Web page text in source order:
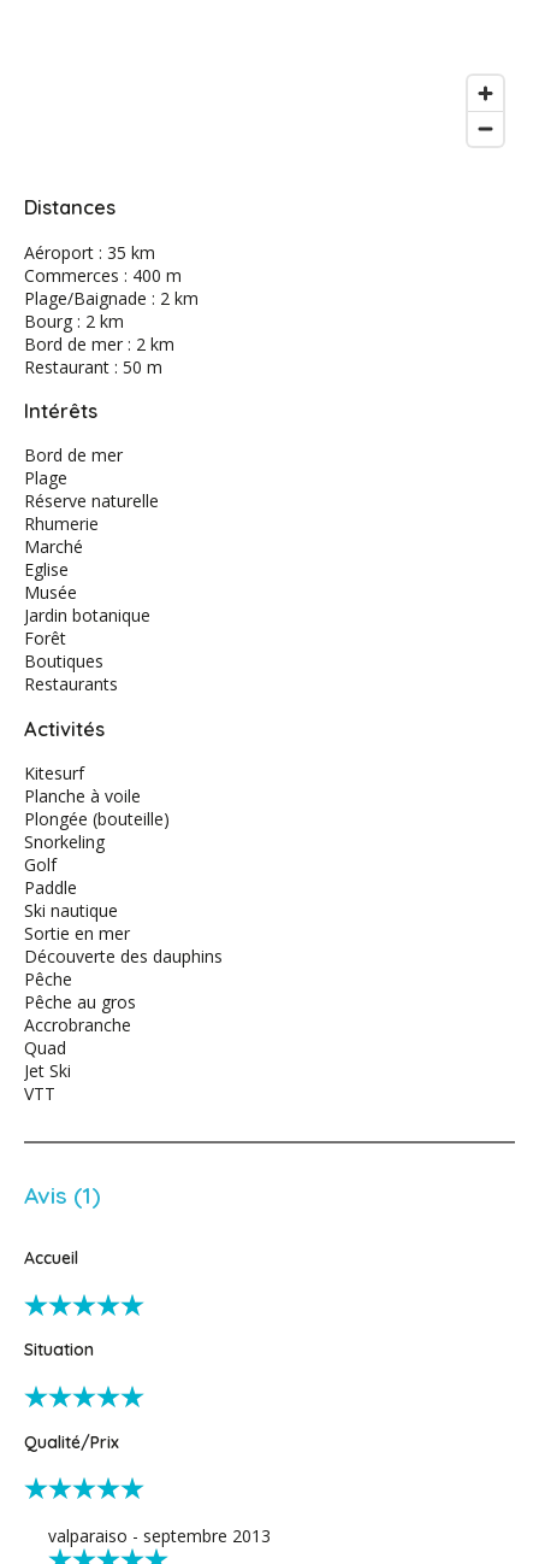
Distances
Aéroport : 35 km
Commerces : 400 m
Plage/Baignade : 2 km
Bourg : 2 km
Bord de mer : 2 km
Restaurant : 50 m
Intérêts
Bord de mer
Plage
Réserve naturelle
Rhumerie
Marché
Eglise
Musée
Jardin botanique
Forêt
Boutiques
Restaurants
Activités
Kitesurf
Planche à voile
Plongée (bouteille)
Snorkeling
Golf
Paddle
Ski nautique
Sortie en mer
Découverte des dauphins
Pêche
Pêche au gros
Accrobranche
Quad
Jet Ski
VTT
Avis (1)
Accueil
Situation
Qualité/Prix
valparaiso - septembre 2013